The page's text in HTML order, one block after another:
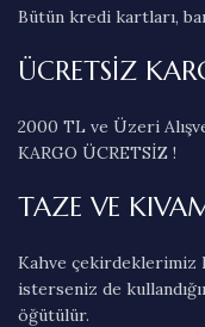
Bütün kredi kartları,
ÜCRETSİZ
2000 TL ve Üzeri
KARGO ÜCRETSİZ !
TAZE VE
Kahve çekirdeklerimiz
isterseniz de
öğütülür.